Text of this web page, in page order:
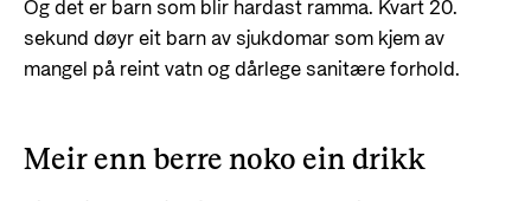
Nyttige lenker
Viktige dokumenter og lenker
Kontakt oss
Norads Varslingstjeneste
Logo
Og det er barn som blir hardast ramma. Kvart 20.
sekund døyr eit barn av sjukdomar som kjem av
mangel på reint vatn og dårlege sanitære forhold.
Meir enn berre noko ein drikk